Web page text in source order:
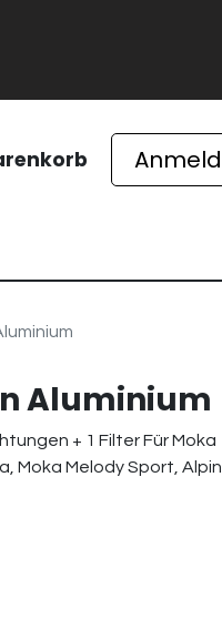
Aluminium
+ 1 Filter Für Moka
Moka Melody Sport,